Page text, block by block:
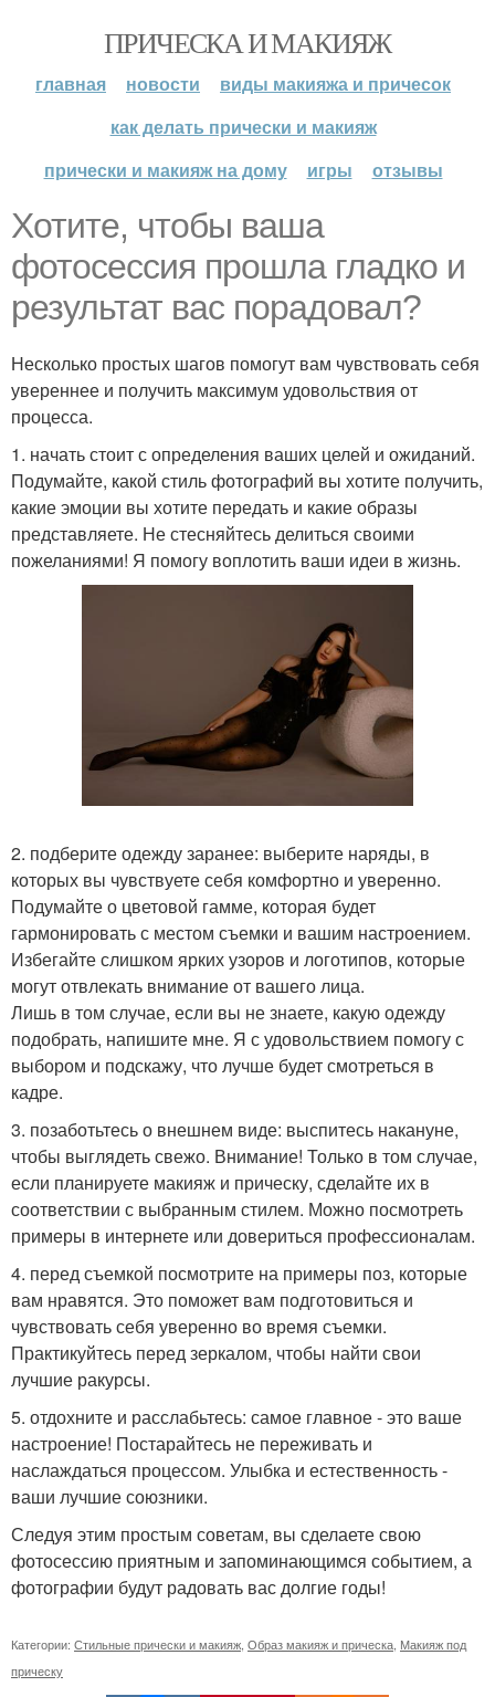
ПРИЧЕСКА И МАКИЯЖ
главная новости
виды макияжа и причесок
как делать прически и макияж
прически и макияж на дому
игры отзывы
Хотите, чтобы ваша
фотосессия прошла гладко и
результат вас порадовал?
Несколько простых шагов помогут вам чувствовать себя
увереннее и получить максимум удовольствия от
процесса.
1. начать стоит с определения ваших целей и ожиданий.
Подумайте, какой стиль фотографий вы хотите получить,
какие эмоции вы хотите передать и какие образы
представляете. Не стесняйтесь делиться своими
пожеланиями! Я помогу воплотить ваши идеи в жизнь.
2. подберите одежду заранее: выберите наряды, в
которых вы чувствуете себя комфортно и уверенно.
Подумайте о цветовой гамме, которая будет
гармонировать с местом съемки и вашим настроением.
Избегайте слишком ярких узоров и логотипов, которые
могут отвлекать внимание от вашего лица.
Лишь в том случае, если вы не знаете, какую одежду
подобрать, напишите мне. Я с удовольствием помогу с
выбором и подскажу, что лучше будет смотреться в
кадре.
3. позаботьтесь о внешнем виде: выспитесь накануне,
чтобы выглядеть свежо. Внимание! Только в том случае,
если планируете макияж и прическу, сделайте их в
соответствии с выбранным стилем. Можно посмотреть
примеры в интернете или довериться профессионалам.
4. перед съемкой посмотрите на примеры поз, которые
вам нравятся. Это поможет вам подготовиться и
чувствовать себя уверенно во время съемки.
Практикуйтесь перед зеркалом, чтобы найти свои
лучшие ракурсы.
5. отдохните и расслабьтесь: самое главное - это ваше
настроение! Постарайтесь не переживать и
наслаждаться процессом. Улыбка и естественность -
ваши лучшие союзники.
Следуя этим простым советам, вы сделаете свою
фотосессию приятным и запоминающимся событием, а
фотографии будут радовать вас долгие годы!
Категории: Стильные прически и макияж, Образ макияж и прическа, Макияж под
прическу